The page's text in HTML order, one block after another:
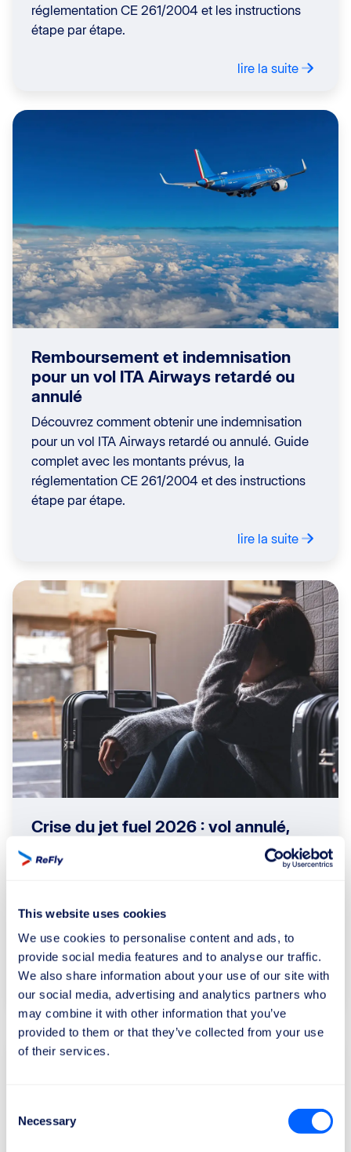
This website uses cookies
We use cookies to personalise content and ads, to
provide social media features and to analyse our traffic.
We also share information about your use of our site with
our social media, advertising and analytics partners who
may combine it with other information that you’ve
provided to them or that they’ve collected from your use
of their services.
Selection
Necessary
réglementation CE 261/2004 et les instructions
étape par étape.
lire la suite
Remboursement et indemnisation
pour un vol ITA Airways retardé ou
annulé
Découvrez comment obtenir une indemnisation
pour un vol ITA Airways retardé ou annulé. Guide
complet avec les montants prévus, la
réglementation CE 261/2004 et des instructions
étape par étape.
lire la suite
Crise du jet fuel 2026 : vol annulé,
remboursement ou indemnisation ?
Vol annulé à cause de la crise du jet fuel 2026 ?
clarifié : quand vous avez droit uniquement au
remboursement et quand vous pouvez également
obtenir une indemnisation jusqu’à 600 €.
lire la suite